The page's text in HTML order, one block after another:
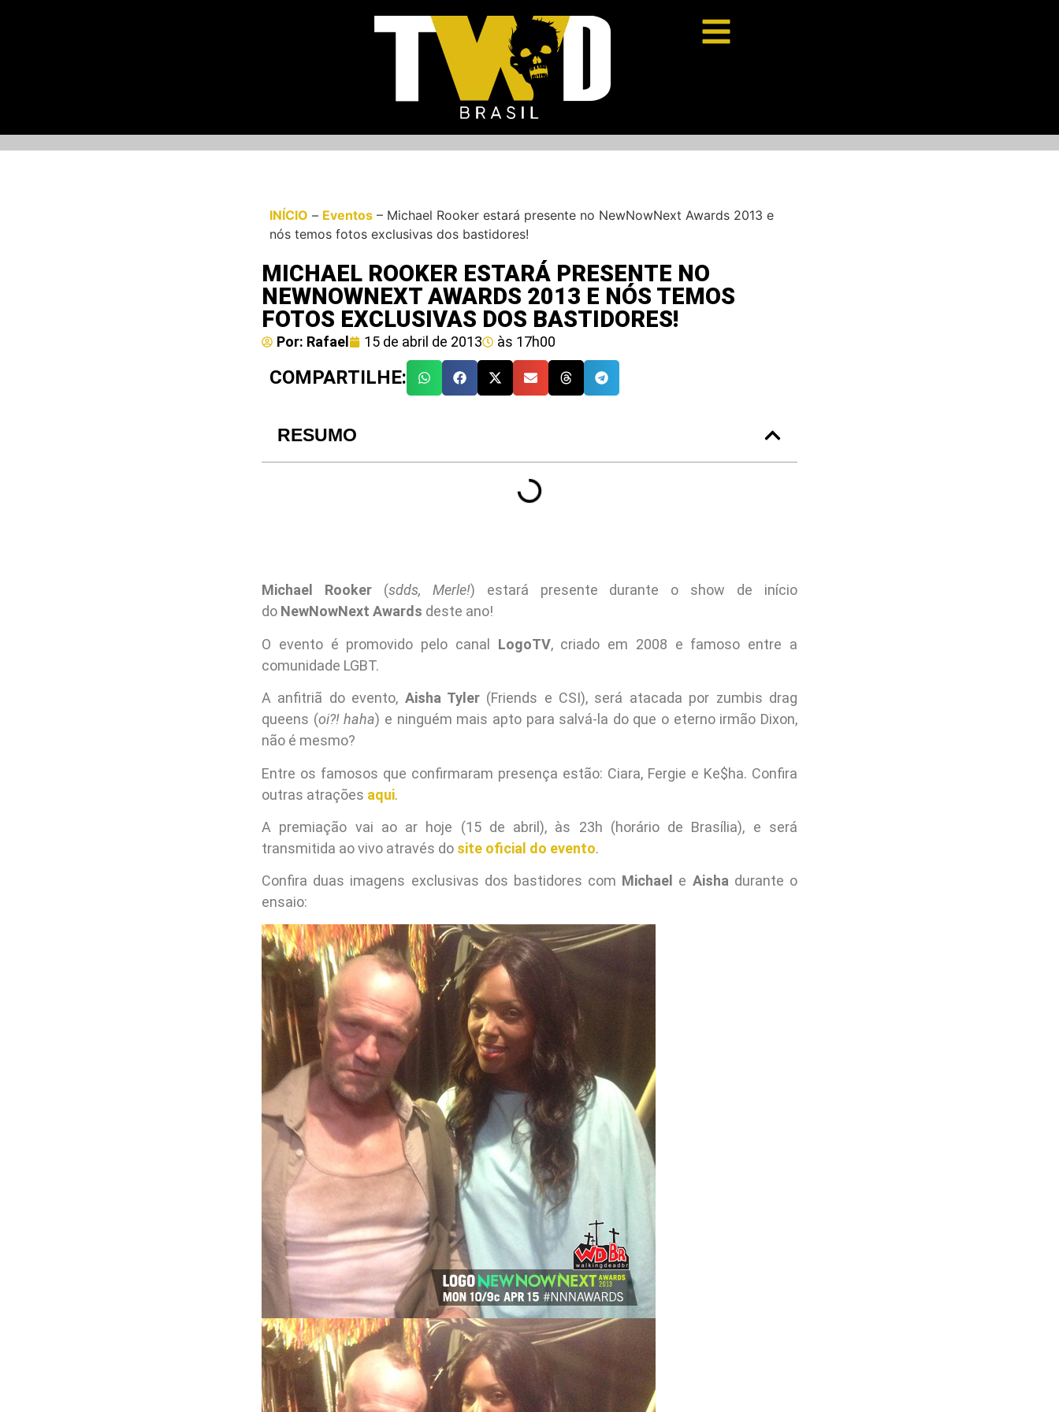
INÍCIO – Eventos – Michael Rooker estará presente no NewNowNext Awards 2013 e
nós temos fotos exclusivas dos bastidores!
MICHAEL ROOKER ESTARÁ PRESENTE NO
NEWNOWNEXT AWARDS 2013 E NÓS TEMOS
FOTOS EXCLUSIVAS DOS BASTIDORES!
Por: Rafael 15 de abril de 2013 às 17h00
COMPARTILHE:
RESUMO
Michael Rooker(sdds, Merle!) estará presente durante o show de início
do NewNowNext Awards deste ano!
O evento é promovido pelo canal LogoTV, criado em 2008 e famoso entre a
comunidade LGBT.
A anfitriã do evento, Aisha Tyler(Friends e CSI), será atacada por zumbis drag
queens (oi?! haha) e ninguém mais apto para salvá-la do que o eterno irmão Dixon,
não é mesmo?
Entre os famosos que confirmaram presença estão: Ciara, Fergie e Ke$ha. Confira
outras atrações aqui.
A premiação vai ao ar hoje (15 de abril), às 23h (horário de Brasília), e será
transmitida ao vivo através do site oficial do evento.
Confira duas imagens exclusivas dos bastidores com Michael e Aishadurante o
ensaio: